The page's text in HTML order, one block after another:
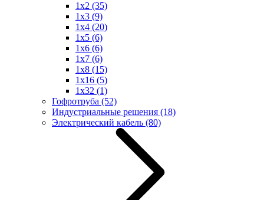
1x2 (35)
1x3 (9)
1x4 (20)
1x5 (6)
1x6 (6)
1x7 (6)
1x8 (15)
1x16 (5)
1x32 (1)
Гофротруба (52)
Индустриальные решения (18)
Электрический кабель (80)